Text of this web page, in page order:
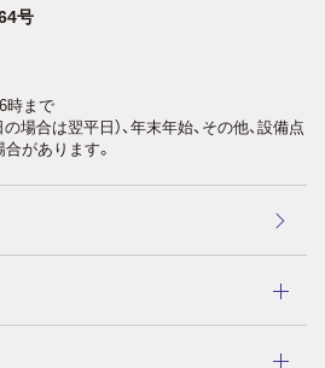
64号
6時まで
場合は翌平日）、年末年始、その他、設備点
があります。